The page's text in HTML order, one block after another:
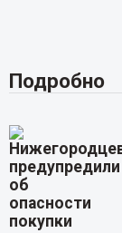
Подробно